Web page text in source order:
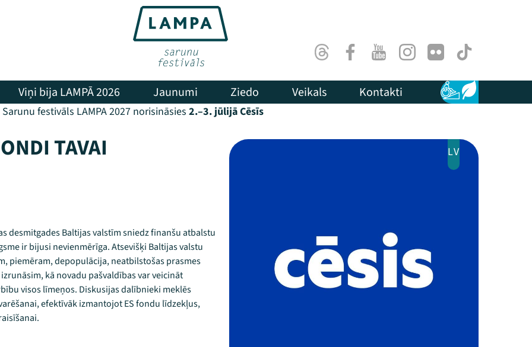
ThreadsFacebookYoutubeInstagram
Flick TikTok
Viņi bija LAMPĀ 2026 Jaunumi Ziedo Veikals Kontakti Pieejamība
Ilgtspēja
Sarunu festivāls LAMPA 2027 norisināsies 2.–3. jūlijā Cēsīs
TAVAI
desmitgades Baltijas valstīm sniedz finanšu atbalstu
ir bijusi nevienmērīga. Atsevišķi Baltijas valstu
piemēram, depopulācija, neatbilstošas prasmes
kā novadu pašvaldības var veicināt
visos līmeņos. Diskusijas dalībnieki meklēs
efektīvāk izmantojot ES fondu līdzekļus,
LV